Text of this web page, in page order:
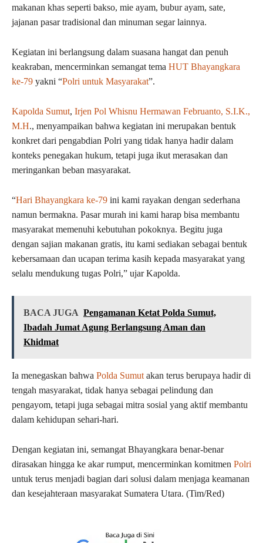
makanan khas seperti bakso, mie ayam, bubur ayam, sate,
jajanan pasar tradisional dan minuman segar lainnya.
Kegiatan ini berlangsung dalam suasana hangat dan penuh
keakraban, mencerminkan semangat tema HUT Bhayangkara
ke-79 yakni “Polri untuk Masyarakat”.
Kapolda Sumut, Irjen Pol Whisnu Hermawan Februanto, S.I.K.,
M.H., menyampaikan bahwa kegiatan ini merupakan bentuk
konkret dari pengabdian Polri yang tidak hanya hadir dalam
konteks penegakan hukum, tetapi juga ikut merasakan dan
meringankan beban masyarakat.
“Hari Bhayangkara ke-79 ini kami rayakan dengan sederhana
namun bermakna. Pasar murah ini kami harap bisa membantu
masyarakat memenuhi kebutuhan pokoknya. Begitu juga
dengan sajian makanan gratis, itu kami sediakan sebagai bentuk
kebersamaan dan ucapan terima kasih kepada masyarakat yang
selalu mendukung tugas Polri,” ujar Kapolda.
BACA JUGA Pengamanan Ketat Polda Sumut,
Ibadah Jumat Agung Berlangsung Aman dan
Khidmat
Ia menegaskan bahwa Polda Sumut akan terus berupaya hadir di
tengah masyarakat, tidak hanya sebagai pelindung dan
pengayom, tetapi juga sebagai mitra sosial yang aktif membantu
dalam kehidupan sehari-hari.
Dengan kegiatan ini, semangat Bhayangkara benar-benar
dirasakan hingga ke akar rumput, mencerminkan komitmen Polri
untuk terus menjadi bagian dari solusi dalam menjaga keamanan
dan kesejahteraan masyarakat Sumatera Utara. (Tim/Red)